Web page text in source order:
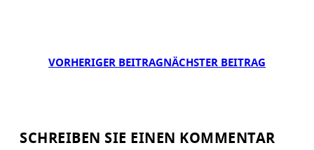
VORHERIGER BEITRAG NÄCHSTER BEITRAG
SCHREIBEN SIE EINEN KOMMENTAR